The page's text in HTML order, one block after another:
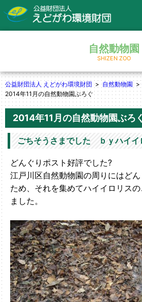
自然動物園
SHIZEN ZOO
公益財団法人 えどがわ環境財団 自然動物園
2014年11月の自然動物園ぶろぐ
2014年11月の自然動物園ぶろ
ごちそうさまでした ｂｙハイイ
どんぐりポスト好評でした?
江戸川区自然動物園の周りにはど
ため、それを集めてハイイロリス
ました。